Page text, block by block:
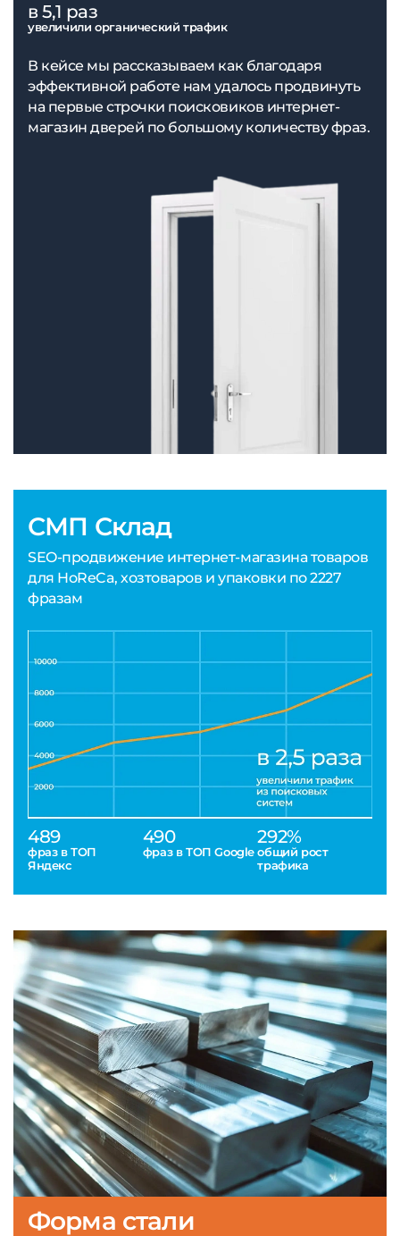
СМП Склад
SEO-продвижение интернет-магазина товаров
для HoReCa, хозтоваров и упаковки по 2227
фразам
489
фраз в ТОП
Яндекс
490
фраз в ТОП Google
292%
общий рост
трафика
в 5,1 раз
увеличили органический трафик
В кейсе мы рассказываем как благодаря
эффективной работе нам удалось продвинуть
на первые строчки поисковиков интернет-
магазин дверей по большому количеству фраз.
Форма стали